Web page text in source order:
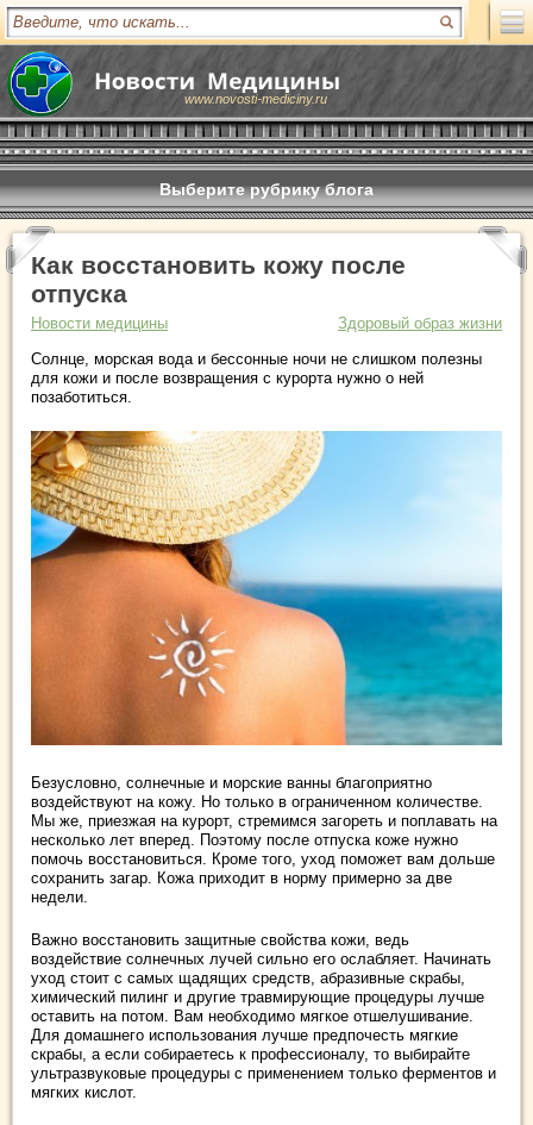
www.novosti-mediciny.ru
Выберите рубрику блога
Как восстановить кожу после
отпуска
Новости медицины
Здоровый образ жизни
Солнце, морская вода и бессонные ночи не слишком полезны
для кожи и после возвращения с курорта нужно о ней
позаботиться.
Безусловно, солнечные и морские ванны благоприятно
воздействуют на кожу. Но только в ограниченном количестве.
Мы же, приезжая на курорт, стремимся загореть и поплавать на
несколько лет вперед. Поэтому после отпуска коже нужно
помочь восстановиться. Кроме того, уход поможет вам дольше
сохранить загар. Кожа приходит в норму примерно за две
недели.
Важно восстановить защитные свойства кожи, ведь
воздействие солнечных лучей сильно его ослабляет. Начинать
уход стоит с самых щадящих средств, абразивные скрабы,
химический пилинг и другие травмирующие процедуры лучше
оставить на потом. Вам необходимо мягкое отшелушивание.
Для домашнего использования лучше предпочесть мягкие
скрабы, а если собираетесь к профессионалу, то выбирайте
ультразвуковые процедуры с применением только ферментов и
мягких кислот.